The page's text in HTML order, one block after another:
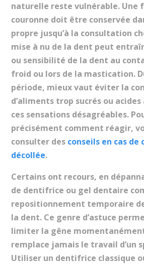
naturelle reste vulnérable. Une
couronne doit être conservée
propre jusqu’à la consultation
mise à nu de la dent peut
ou sensibilité de la dent au
froid ou lors de la mastication.
période, mieux vaut éviter la
d’aliments trop sucrés ou
ces sensations désagréables.
précisément comment réagir,
consulter des conseils en cas de
décollée.
Certains ont recours, en
de dentifrice ou gel dentaire
repositionnement temporaire
la dent. Ce genre d’astuce
limiter la gêne
remplace jamais le travail d’un
Utiliser un dentifrice classique